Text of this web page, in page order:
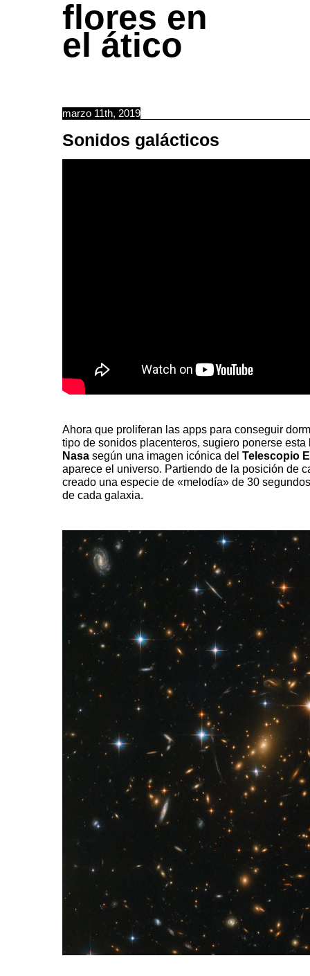
flores en
el ático
marzo 11th, 2019
Sonidos galácticos
Ahora que proliferan las apps para conseguir
tipo de sonidos placenteros, sugiero ponerse
Nasa según una imagen icónica del Telescopio
aparece el universo. Partiendo de la posición de
creado una especie de «melodía» de 30
de cada galaxia.